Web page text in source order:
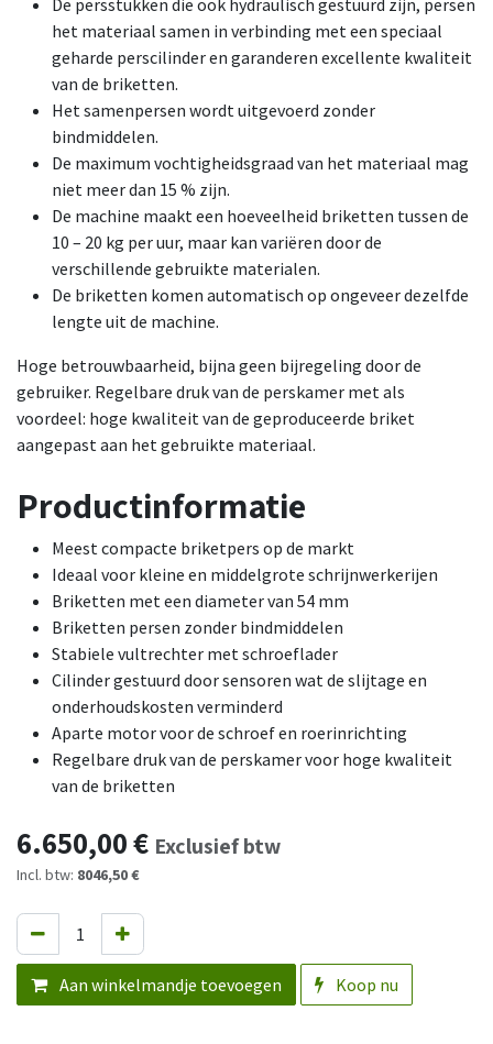
De persstukken die ook hydraulisch gestuurd zijn, persen
het materiaal samen in verbinding met een speciaal
geharde perscilinder en garanderen excellente kwaliteit
van de briketten.
Het samenpersen wordt uitgevoerd zonder
bindmiddelen.
De maximum vochtigheidsgraad van het materiaal mag
niet meer dan 15 % zijn.
De machine maakt een hoeveelheid briketten tussen de
10 – 20 kg per uur, maar kan variëren door de
verschillende gebruikte materialen.
De briketten komen automatisch op ongeveer dezelfde
lengte uit de machine.
Hoge betrouwbaarheid, bijna geen bijregeling door de
gebruiker. Regelbare druk van de perskamer met als
voordeel: hoge kwaliteit van de geproduceerde briket
aangepast aan het gebruikte materiaal.
Productinformatie
Meest compacte briketpers op de markt
Ideaal voor kleine en middelgrote schrijnwerkerijen
Briketten met een diameter van 54 mm
Briketten persen zonder bindmiddelen
Stabiele vultrechter met schroeflader
Cilinder gestuurd door sensoren wat de slijtage en
onderhoudskosten verminderd
Aparte motor voor de schroef en roerinrichting
Regelbare druk van de perskamer voor hoge kwaliteit
van de briketten
6.650,00€ Exclusief btw
Incl. btw: 8046,50 €
Aan winkelmandje toevoegen Koop nu